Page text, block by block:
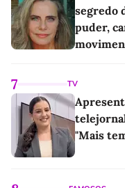
segredo
puder,
7 TV
"Mais